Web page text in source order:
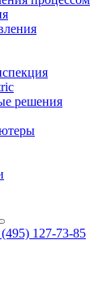
решения
127-73-85